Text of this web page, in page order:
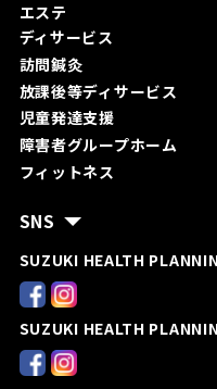
エステ
ディサービス
訪問鍼灸
放課後等ディサービス
児童発達支援
障害者グループホーム
フィットネス
SNS
SUZUKI HEALTH
SUZUKI HEALTH